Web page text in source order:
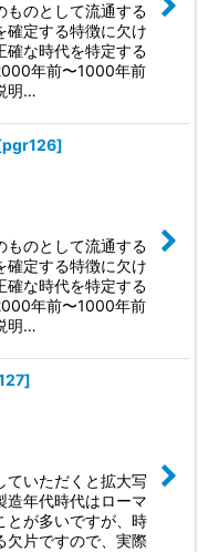
ものとして流通する
確定する特徴に欠け
確な時代を特定する
年前〜1000年前
明…
pgr126]
ものとして流通する
確定する特徴に欠け
確な時代を特定する
年前〜1000年前
明…
]
ていただくと拡大写
造年代時代はローマ
とが多いですが、時
欠片ですので、実際